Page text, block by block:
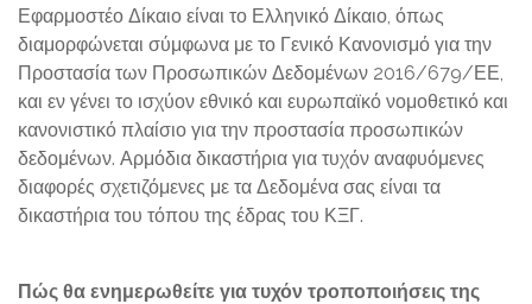
Εφαρμοστέο Δίκαιο είναι το Ελληνικό Δίκαιο, όπως
διαμορφώνεται σύμφωνα με το Γενικό Κανονισμό για την
Προστασία των Προσωπικών Δεδομένων 2016/679/ΕΕ,
και εν γένει το ισχύον εθνικό και ευρωπαϊκό νομοθετικό και
κανονιστικό πλαίσιο για την προστασία προσωπικών
δεδομένων. Αρμόδια δικαστήρια για τυχόν αναφυόμενες
διαφορές σχετιζόμενες με τα Δεδομένα σας είναι τα
δικαστήρια του τόπου της έδρας του ΚΞΓ.
Πώς θα ενημερωθείτε για τυχόν τροποποιήσεις της